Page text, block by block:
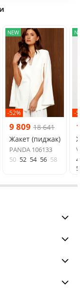
NEW
-52%
9 809 18 641
Жакет (пиджак)
PANDA 106133
50 52 54 56 58
-